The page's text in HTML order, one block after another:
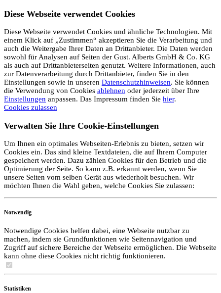
Diese Webseite verwendet Cookies
Diese Webseite verwendet Cookies und ähnliche Technologien. Mit
einem Klick auf „Zustimmen“ akzeptieren Sie die Verarbeitung und
auch die Weitergabe Ihrer Daten an Drittanbieter. Die Daten werden
sowohl für Analysen auf Seiten der Gust. Alberts GmbH & Co. KG
als auch auf Drittanbieterseiten genutzt. Weitere Informationen, auch
zur Datenverarbeitung durch Drittanbieter, finden Sie in den
Einstellungen sowie in unseren Datenschutzhinweisen. Sie können
die Verwendung von Cookies ablehnen oder jederzeit über Ihre
Einstellungen anpassen. Das Impressum finden Sie hier.
Cookies zulassen
Verwalten Sie Ihre Cookie-Einstellungen
Um Ihnen ein optimales Webseiten-Erlebnis zu bieten, setzen wir
Cookies ein. Das sind kleine Textdateien, die auf Ihrem Computer
gespeichert werden. Dazu zählen Cookies für den Betrieb und die
Optimierung der Seite. So kann z.B. erkannt werden, wenn Sie
unsere Seiten vom selben Gerät aus wiederholt besuchen. Wir
möchten Ihnen die Wahl geben, welche Cookies Sie zulassen:
Notwendig
Notwendige Cookies helfen dabei, eine Webseite nutzbar zu
machen, indem sie Grundfunktionen wie Seitennavigation und
Zugriff auf sichere Bereiche der Webseite ermöglichen. Die Webseite
kann ohne diese Cookies nicht richtig funktionieren.
Statistiken